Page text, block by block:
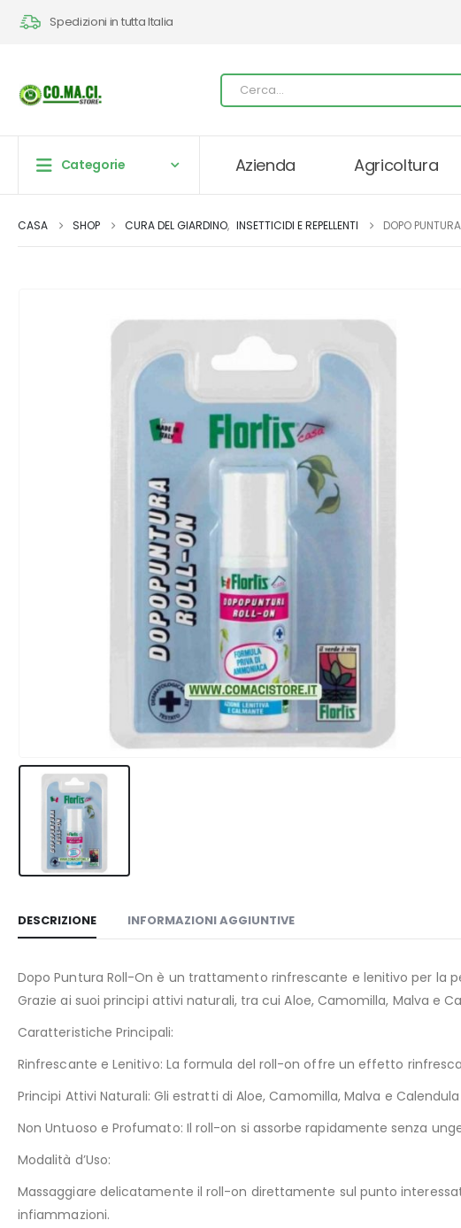
Spedizioni in tutta Italia
Categorie Azienda Agricoltura
CASA SHOP CURA DEL GIARDINO, INSETTICIDI E REPELLENTI DOPO
DESCRIZIONE INFORMAZIONI AGGIUNTIVE
Dopo Puntura Roll-On è un trattamento rinfrescante e lenitivo per la
Grazie ai suoi principi attivi naturali, tra cui Aloe, Camomilla, Malva e
Caratteristiche Principali:
Rinfrescante e Lenitivo: La formula del roll-on offre un effetto
Principi Attivi Naturali: Gli estratti di Aloe, Camomilla, Malva e
Non Untuoso e Profumato: Il roll-on si assorbe rapidamente senza
Modalità d’Uso:
Massaggiare delicatamente il roll-on direttamente sul punto
infiammazioni.